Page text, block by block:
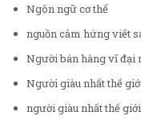
Ngôn ngữ cơ thể
nguồn cảm hứng viết
Người bán hàng vĩ đại
Người giàu nhất thế
người giàu nhất thế